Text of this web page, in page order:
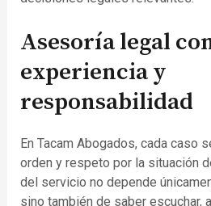
Asesoría legal
experiencia y
responsabilidad
En Tacam Abogados, cada caso
orden y respeto por la situación
del servicio no depende
sino también de saber escuchar,